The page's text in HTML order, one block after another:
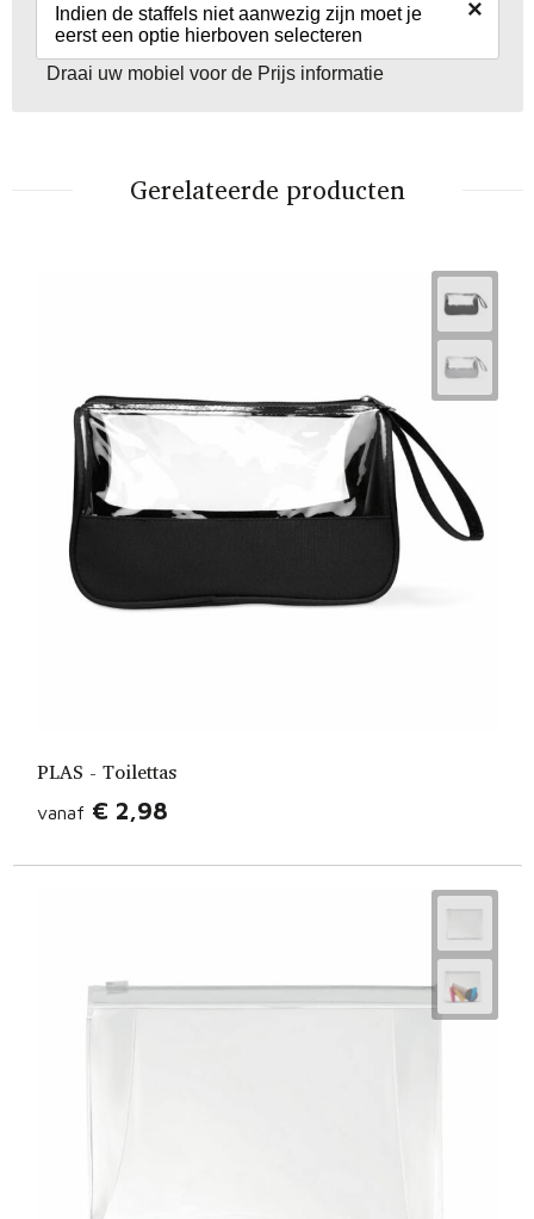
Indien de staffels niet aanwezig zijn moet je
eerst een optie hierboven selecteren
×
Draai uw mobiel voor de Prijs informatie
Gerelateerde producten
PLAS - Toilettas
vanaf € 2,98